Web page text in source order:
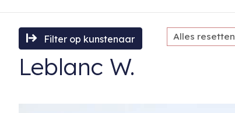
Filter op kunstenaar Alles resetten
Leblanc W.